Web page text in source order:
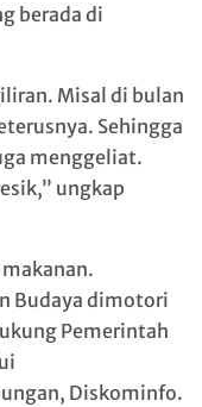
berada di
Misal di bulan
Sehingga
menggeliat.
ungkap
Budaya dimotori
Pemerintah
Diskominfo.